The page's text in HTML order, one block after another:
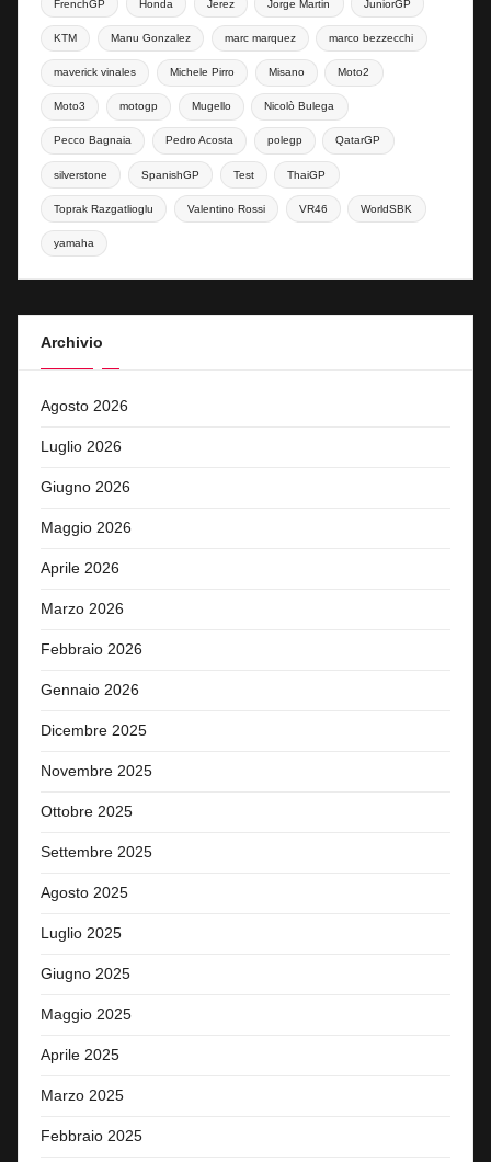
FrenchGP Honda Jerez Jorge Martin JuniorGP
KTM Manu Gonzalez marc marquez marco bezzecchi
maverick vinales Michele Pirro Misano Moto2
Moto3 motogp Mugello Nicolò Bulega
Pecco Bagnaia Pedro Acosta polegp QatarGP
silverstone SpanishGP Test ThaiGP
Toprak Razgatlioglu Valentino Rossi VR46 WorldSBK
yamaha
Archivio
Agosto 2026
Luglio 2026
Giugno 2026
Maggio 2026
Aprile 2026
Marzo 2026
Febbraio 2026
Gennaio 2026
Dicembre 2025
Novembre 2025
Ottobre 2025
Settembre 2025
Agosto 2025
Luglio 2025
Giugno 2025
Maggio 2025
Aprile 2025
Marzo 2025
Febbraio 2025